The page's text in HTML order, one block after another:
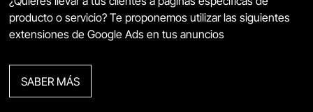
producto o servicio? Te proponemos utilizar las siguientes
extensiones de Google Ads en tus anuncios
SABER MÁS